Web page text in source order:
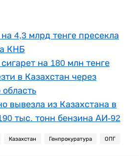
4,3 млрд тенге пресекла
КНБ
на 180 млн тенге
в Казахстан через
вывезла из Казахстана в
тыс. тонн бензина АИ-92
Казахстан Генпрокуратура ОПГ